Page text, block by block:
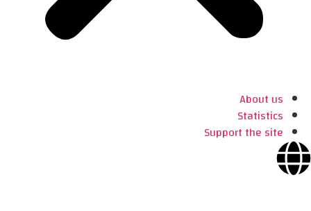
About us
Statistics
Support the site